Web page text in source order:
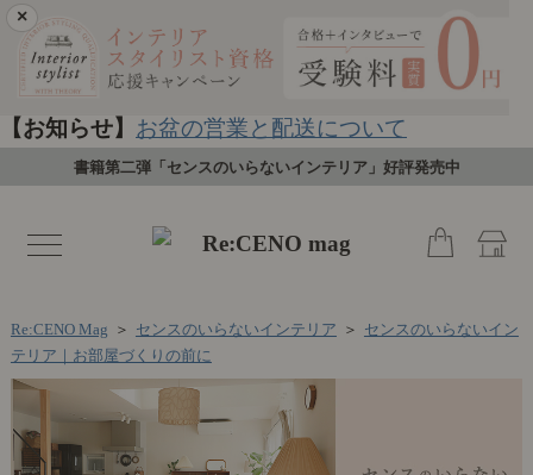
×
【お知らせ】 お盆の営業と配送について
書籍第二弾「センスのいらないインテリア」好評発売中
toggle
navigation
Re:CENO Mag ＞ センスのいらないインテリア ＞ センスのいらないイン
テリア｜お部屋づくりの前に